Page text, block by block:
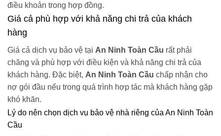
điều khoản trong hợp đồng.
Giá cả phù hợp với khả năng chi trả của khách
hàng
Giá cả dịch vụ bảo vệ tại An Ninh Toàn Cầu rất phải
chăng và phù hợp với điều kiện và khả năng chi trả của
khách hàng. Đặc biệt, An Ninh Toàn Cầu chấp nhận cho
nợ gói đầu nếu trong quá trình hợp tác mà khách hàng gặp
khó khăn.
Lý do nên chọn dịch vụ bảo vệ nhà riêng của An Ninh Toàn
Cầu